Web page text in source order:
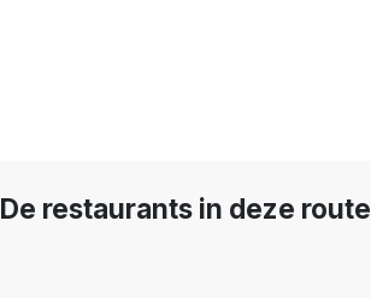
De restaurants in deze route